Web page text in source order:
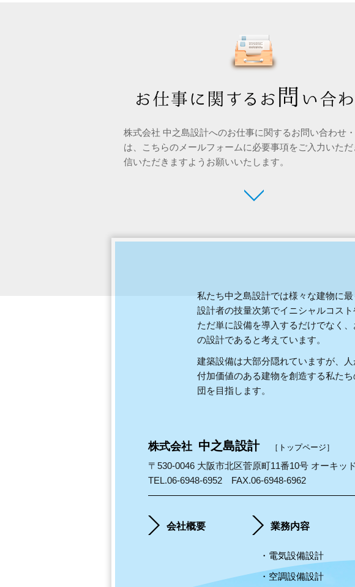
株式会社 中之島設計へのお仕事に関するお問い合わせ
は、こちらのメールフォームに必要事項をご入力いただ
信いただきますようお願いいたします。
私たち中之島設計では様々な建物に
設計者の技量次第でイニシャルコス
ただ単に設備を導入するだけでなく
の設計であると考えています。
建築設備は大部分隠れていますが、
付加価値のある建物を創造する私た
団を目指します。
株式会社 中之島設計 ［トップページ］
〒530-0046 大阪市北区菅原町11番10号 オーキッ
TEL.06-6948-6952 FAX.06-6948-6962
会社概要 業務内容
電気設備設計
空調設備設計